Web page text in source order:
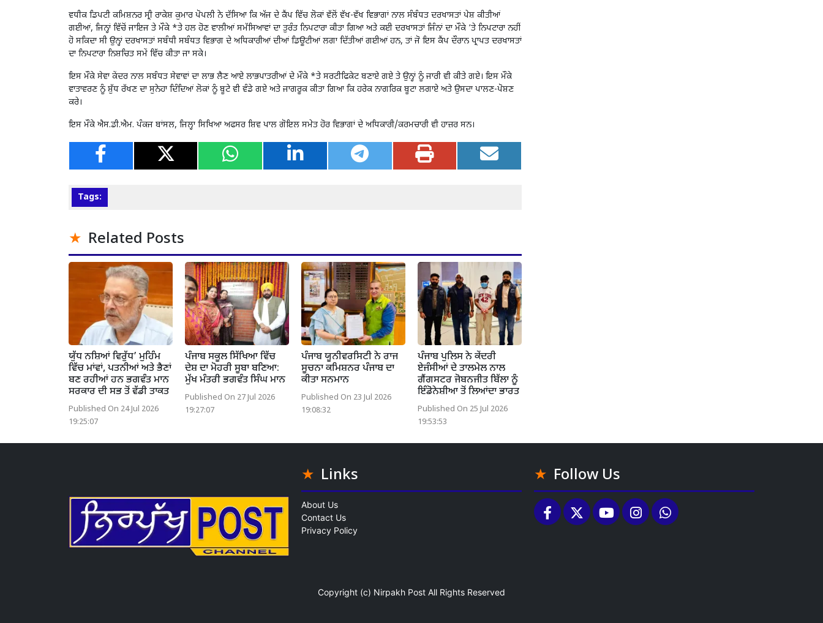
ਵਧੀਕ ਡਿਪਟੀ ਕਮਿਸ਼ਨਰ ਸ੍ਰੀ ਰਾਕੇਸ਼ ਕੁਮਾਰ ਪੋਪਲੀ ਨੇ ਦੱਸਿਆ ਕਿ ਅੱਜ ਦੇ ਕੈਂਪ ਵਿੱਚ ਲੋਕਾਂ ਵੱਲੋਂ ਵੱਖ-ਵੱਖ ਵਿਭਾਗਾਂ ਨਾਲ ਸੰਬੰਧਤ ਦਰਖਾਸਤਾਂ ਪੇਸ਼ ਕੀਤੀਆਂ
ਗਈਆਂ, ਜਿਨ੍ਹਾਂ ਵਿੱਚੋਂ ਜਾਇਜ ਤੇ ਮੌਕੇ *ਤੇ ਹਲ ਹੋਣ ਵਾਲੀਆਂ ਸਮੱਸਿਆਵਾਂ ਦਾ ਤੁਰੰਤ ਨਿਪਟਾਰਾ ਕੀਤਾ ਗਿਆ ਅਤੇ ਕਈ ਦਰਖਾਸਤਾਂ ਜਿੰਨਾਂ ਦਾ ਮੌਕੇ ’ਤੇ ਨਿਪਟਾਰਾ ਨਹੀਂ
ਹੋ ਸਕਿਦਾ ਸੀ ਉਨ੍ਹਾਂ ਦਰਖਾਸਤਾਂ ਸਬੰਧੀ ਸਬੰਧਤ ਵਿਭਾਗ ਦੇ ਅਧਿਕਾਰੀਆਂ ਦੀਆਂ ਡਿਊਟੀਆਂ ਲਗਾ ਦਿੱਤੀਆਂ ਗਈਆਂ ਹਨ, ਤਾਂ ਜੋ ਇਸ ਕੈਂਪ ਦੌਰਾਨ ਪ੍ਰਾਪਤ ਦਰਖਾਸਤਾਂ
ਦਾ ਨਿਪਟਾਰਾ ਨਿਸ਼ਚਿਤ ਸਮੇਂ ਵਿੱਚ ਕੀਤਾ ਜਾ ਸਕੇ।
ਇਸ ਮੌਕੇ ਸੇਵਾ ਕੇਂਦਰ ਨਾਲ ਸਬੰਧਤ ਸੇਵਾਵਾਂ ਦਾ ਲਾਭ ਲੈਣ ਆਏ ਲਾਭਪਾਤਰੀਆਂ ਦੇ ਮੌਕੇ *ਤੇ ਸਰਟੀਫਿਕੇਟ ਬਣਾਏ ਗਏ ਤੇ ਉਨ੍ਹਾਂ ਨੂੰ ਜਾਰੀ ਵੀ ਕੀਤੇ ਗਏ। ਇਸ ਮੌਕੇ
ਵਾਤਾਵਰਣ ਨੂੰ ਸ਼ੁੱਧ ਰੱਖਣ ਦਾ ਸੁਨੇਹਾ ਦਿੰਦਿਆਂ ਲੋਕਾਂ ਨੂੰ ਬੂਟੇ ਵੀ ਵੰਡੇ ਗਏ ਅਤੇ ਜਾਗਰੂਕ ਕੀਤਾ ਗਿਆ ਕਿ ਹਰੇਕ ਨਾਗਰਿਕ ਬੂਟਾ ਲਗਾਏ ਅਤੇ ਉਸਦਾ ਪਾਲਣ-ਪੋਸ਼ਣ
ਕਰੇ।
ਇਸ ਮੌਕੇ ਐਸ.ਡੀ.ਐਮ. ਪੰਕਜ ਬਾਂਸਲ, ਜਿਲ੍ਹਾ ਸਿਖਿਆ ਅਫਸਰ ਸ਼ਿਵ ਪਾਲ ਗੋਇਲ ਸਮੇਤ ਹੋਰ ਵਿਭਾਗਾਂ ਦੇ ਅਧਿਕਾਰੀ/ਕਰਮਚਾਰੀ ਵੀ ਹਾਜ਼ਰ ਸਨ।
Tags:
Related Posts
ਯੁੱਧ ਨਸ਼ਿਆਂ ਵਿਰੁੱਧ’ ਮੁਹਿੰਮ
ਵਿੱਚ ਮਾਂਵਾਂ, ਪਤਨੀਆਂ ਅਤੇ ਭੈਣਾਂ
ਬਣ ਰਹੀਆਂ ਹਨ ਭਗਵੰਤ ਮਾਨ
ਸਰਕਾਰ ਦੀ ਸਭ ਤੋਂ ਵੱਡੀ ਤਾਕਤ
Published On 24 Jul 2026
19:25:07
ਪੰਜਾਬ ਸਕੂਲ ਸਿੱਖਿਆ ਵਿੱਚ
ਦੇਸ਼ ਦਾ ਮੋਹਰੀ ਸੂਬਾ ਬਣਿਆ:
ਮੁੱਖ ਮੰਤਰੀ ਭਗਵੰਤ ਸਿੰਘ ਮਾਨ
Published On 27 Jul 2026
19:27:07
ਪੰਜਾਬ ਯੂਨੀਵਰਸਿਟੀ ਨੇ ਰਾਜ
ਸੂਚਨਾ ਕਮਿਸ਼ਨਰ ਪੰਜਾਬ ਦਾ
ਕੀਤਾ ਸਨਮਾਨ
Published On 23 Jul 2026
19:08:32
ਪੰਜਾਬ ਪੁਲਿਸ ਨੇ ਕੇਂਦਰੀ
ਏਜੰਸੀਆਂ ਦੇ ਤਾਲਮੇਲ ਨਾਲ
ਗੈਂਗਸਟਰ ਜੋਬਨਜੀਤ ਬਿੱਲਾ ਨੂੰ
ਇੰਡੋਨੇਸ਼ੀਆ ਤੋਂ ਲਿਆਂਦਾ ਭਾਰਤ
Published On 25 Jul 2026
19:53:53
Links
About Us
Contact Us
Privacy Policy
Follow Us
Copyright (c) Nirpakh Post All Rights Reserved